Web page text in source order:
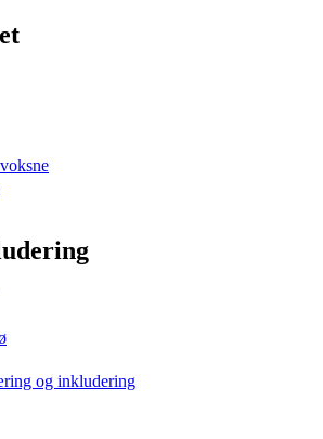
og inkludering